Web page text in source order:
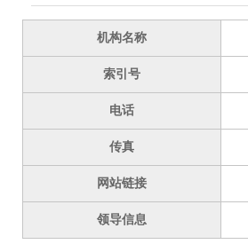
机构名称
索引号
电话
传真
网站链接
领导信息